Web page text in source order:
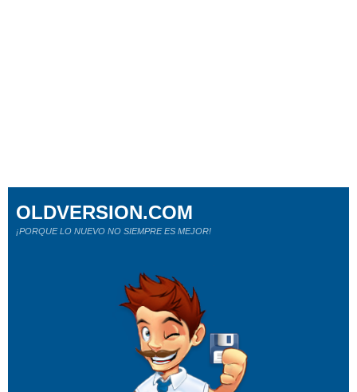
OLDVERSION.COM
¡PORQUE LO NUEVO NO SIEMPRE ES MEJOR!